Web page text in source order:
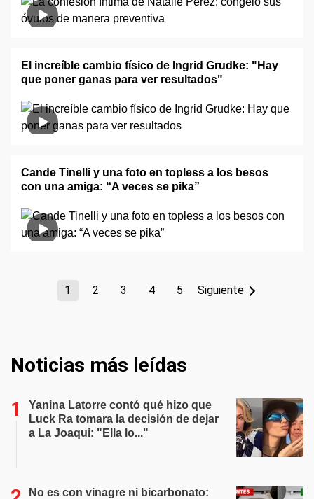
El increíble cambio físico de Ingrid Grudke: "Hay
que poner ganas para ver resultados"
Cande Tinelli y una foto en topless a los besos
con una amiga: “A veces se pika”
1 2 3 4 5 Siguiente
Noticias más leídas
Yanina Latorre contó qué hizo que
Luck Ra tomara la decisión de dejar
a La Joaqui: "Ella lo..."
No es con vinagre ni bicarbonato: